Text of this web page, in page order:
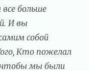
больше
И вы
собой
Кто пожелал
чтобы мы были